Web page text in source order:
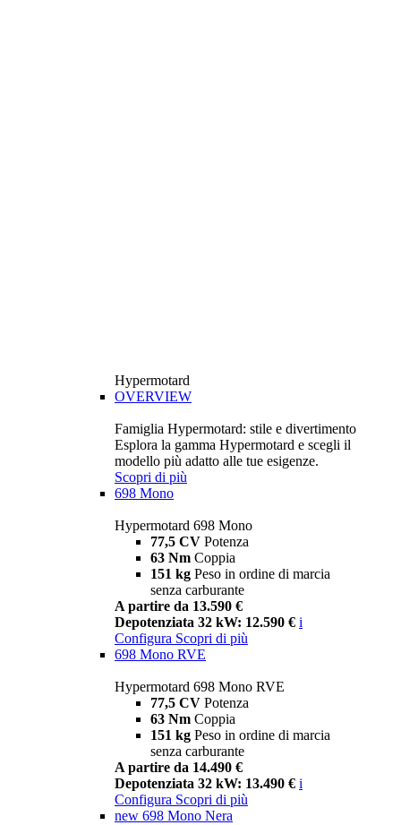
Hypermotard
OVERVIEW
Famiglia Hypermotard: stile e divertimento
Esplora la gamma Hypermotard e scegli il
modello più adatto alle tue esigenze.
Scopri di più
698 Mono
Hypermotard 698 Mono
77,5 CV Potenza
63 Nm Coppia
151 kg Peso in ordine di marcia
senza carburante
A partire da 13.590 €
Depotenziata 32 kW: 12.590 € i
Configura Scopri di più
698 Mono RVE
Hypermotard 698 Mono RVE
77,5 CV Potenza
63 Nm Coppia
151 kg Peso in ordine di marcia
senza carburante
A partire da 14.490 €
Depotenziata 32 kW: 13.490 € i
Configura Scopri di più
new 698 Mono Nera